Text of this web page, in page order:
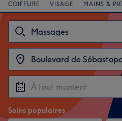
COIFFURE VISAGE MAINS &
Soins populaires